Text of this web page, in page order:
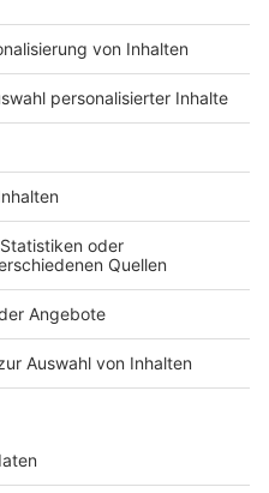
sowie die
mit
und Führungskräften des
sich verpflichtet, im
darüber zu
bis dahin
umfassende Bericht
Dr. Bettina
werden.